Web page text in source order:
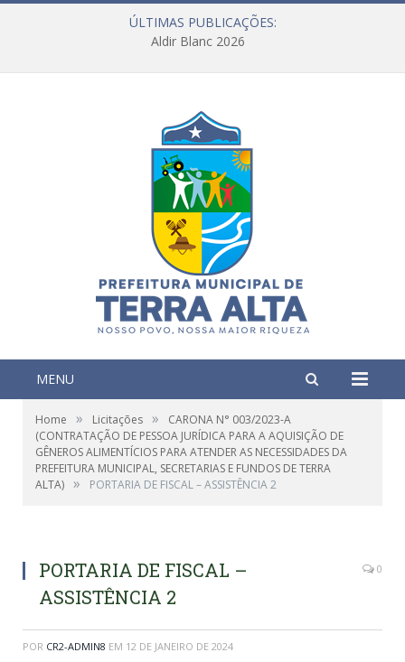
ÚLTIMAS PUBLICAÇÕES:
Aldir Blanc 2026
MENU
Home » Licitações »
CARONA N° 003/2023-A
(CONTRATAÇÃO DE PESSOA JURÍDICA PARA A AQUISIÇÃO DE
GÊNEROS ALIMENTÍCIOS PARA ATENDER AS NECESSIDADES DA
PREFEITURA MUNICIPAL, SECRETARIAS E FUNDOS DE TERRA
ALTA) » PORTARIA DE FISCAL – ASSISTÊNCIA 2
PORTARIA DE FISCAL –
ASSISTÊNCIA 2
0
POR CR2-ADMIN8 EM 12 DE JANEIRO DE 2024